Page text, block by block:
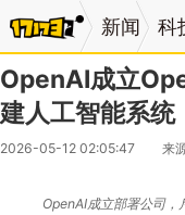
新闻 科
OpenAI成立
建人工智能系统
2026-05-12 02:05:47 来
OpenAI成立部署公司